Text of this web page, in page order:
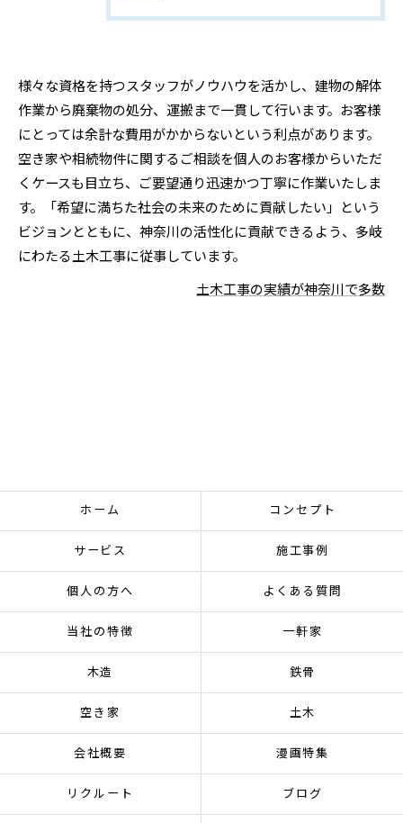
様々な資格を持つスタッフがノウハウを活かし、建物の解体
作業から廃棄物の処分、運搬まで一貫して行います。お客様
にとっては余計な費用がかからないという利点があります。
空き家や相続物件に関するご相談を個人のお客様からいただ
くケースも目立ち、ご要望通り迅速かつ丁寧に作業いたしま
す。「希望に満ちた社会の未来のために貢献したい」という
ビジョンとともに、神奈川の活性化に貢献できるよう、多岐
にわたる土木工事に従事しています。
土木工事の実績が神奈川で多数
ホーム コンセプト
サービス 施工事例
個人の方へ よくある質問
当社の特徴 一軒家
木造 鉄骨
空き家 土木
会社概要 漫画特集
リクルート ブログ